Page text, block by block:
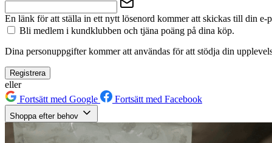
En länk för att ställa in ett nytt lösenord kommer att skickas till din e-
Bli medlem i kundklubben och tjäna poäng på dina köp.
Dina personuppgifter kommer att användas för att stödja din
Registrera
eller
Fortsätt med Google
Fortsätt med Facebook
Shoppa efter behov